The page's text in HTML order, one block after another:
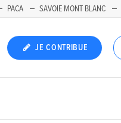
PACA SAVOIE MONT BLANC
JE CONTRIBUE